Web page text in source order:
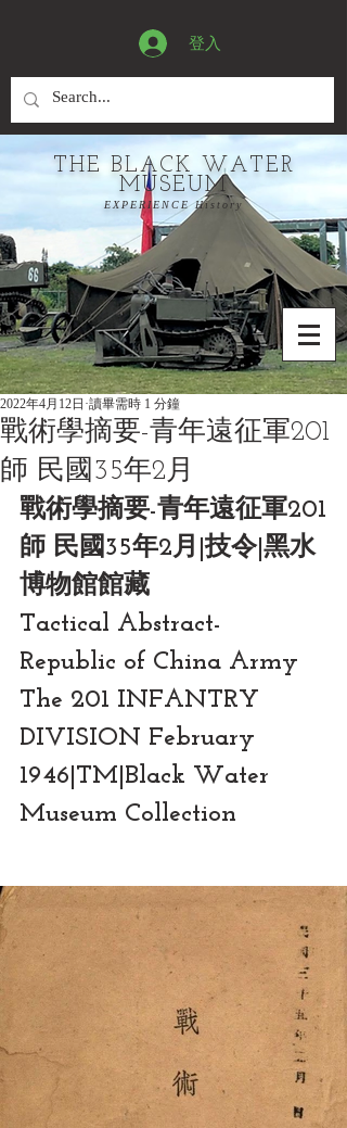
登入
THE BLACK WATER
MUSEUM
EXPERIENCE History
戰術學摘要-青年遠征軍201
師 民國35年2月
2022年4月12日 讀畢需時 1 分鐘
戰術學摘要-青年遠征軍201
師 民國35年2月|技令|黑水
博物館館藏
Tactical Abstract-
Republic of China Army
The 201 INFANTRY
DIVISION February
1946|TM|Black Water
Museum Collection